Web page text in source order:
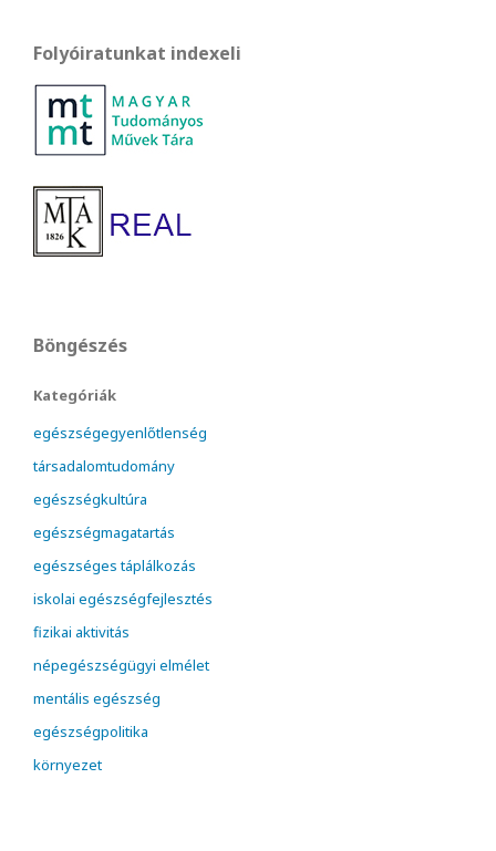
Folyóiratunkat indexeli
Böngészés
Kategóriák
egészségegyenlőtlenség
társadalomtudomány
egészségkultúra
egészségmagatartás
egészséges táplálkozás
iskolai egészségfejlesztés
fizikai aktivitás
népegészségügyi elmélet
mentális egészség
egészségpolitika
környezet